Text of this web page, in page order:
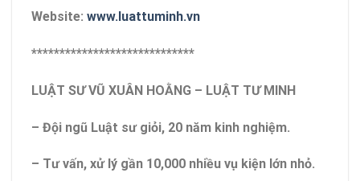
Website: www.luattuminh.vn
*****************************
LUẬT SƯ VŨ XUÂN HOẰNG – LUẬT TƯ MINH
– Đội ngũ Luật sư giỏi, 20 năm kinh nghiệm.
– Tư vấn, xử lý gần 10,000 nhiều vụ kiện lớn nhỏ.